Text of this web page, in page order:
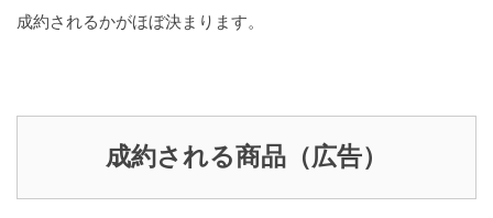
成約されるかがほぼ決まります。
成約される商品（広告）